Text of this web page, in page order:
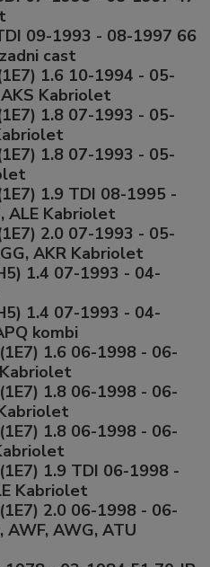
09-1993 - 08-1997 66
cast
1.6 10-1994 - 05-
Kabriolet
1.8 07-1993 - 05-
1.8 07-1993 - 05-
1.9 TDI 08-1995 -
ALE Kabriolet
2.0 07-1993 - 05-
AKR Kabriolet
1.4 07-1993 - 04-
1.4 07-1993 - 04-
kombi
1.6 06-1998 - 06-
1.8 06-1998 - 06-
1.8 06-1998 - 06-
1.9 TDI 06-1998 -
Kabriolet
2.0 06-1998 - 06-
AWF, AWG, ATU